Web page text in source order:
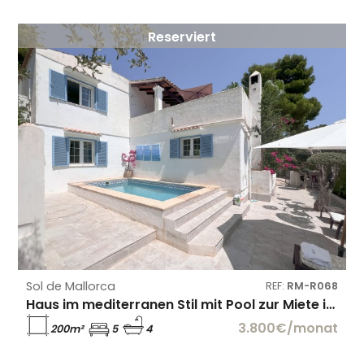
Reserviert
Sol de Mallorca REF: RM-R068
Haus im mediterranen Stil mit Pool zur Miete in Sol de Mallorca
200m² 5 4 3.800€/monat